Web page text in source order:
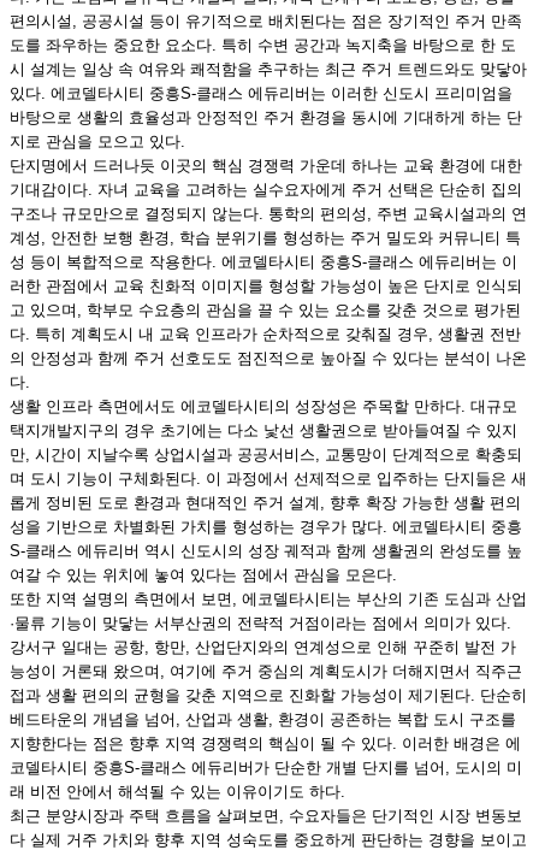
편의시설, 공공시설 등이 유기적으로 배치된다는 점은 장기적인 주거 만족
도를 좌우하는 중요한 요소다. 특히 수변 공간과 녹지축을 바탕으로 한 도
시 설계는 일상 속 여유와 쾌적함을 추구하는 최근 주거 트렌드와도 맞닿아
있다. 에코델타시티 중흥S-클래스 에듀리버는 이러한 신도시 프리미엄을
바탕으로 생활의 효율성과 안정적인 주거 환경을 동시에 기대하게 하는 단
지로 관심을 모으고 있다.
단지명에서 드러나듯 이곳의 핵심 경쟁력 가운데 하나는 교육 환경에 대한
기대감이다. 자녀 교육을 고려하는 실수요자에게 주거 선택은 단순히 집의
구조나 규모만으로 결정되지 않는다. 통학의 편의성, 주변 교육시설과의 연
계성, 안전한 보행 환경, 학습 분위기를 형성하는 주거 밀도와 커뮤니티 특
성 등이 복합적으로 작용한다. 에코델타시티 중흥S-클래스 에듀리버는 이
러한 관점에서 교육 친화적 이미지를 형성할 가능성이 높은 단지로 인식되
고 있으며, 학부모 수요층의 관심을 끌 수 있는 요소를 갖춘 것으로 평가된
다. 특히 계획도시 내 교육 인프라가 순차적으로 갖춰질 경우, 생활권 전반
의 안정성과 함께 주거 선호도도 점진적으로 높아질 수 있다는 분석이 나온
다.
생활 인프라 측면에서도 에코델타시티의 성장성은 주목할 만하다. 대규모
택지개발지구의 경우 초기에는 다소 낯선 생활권으로 받아들여질 수 있지
만, 시간이 지날수록 상업시설과 공공서비스, 교통망이 단계적으로 확충되
며 도시 기능이 구체화된다. 이 과정에서 선제적으로 입주하는 단지들은 새
롭게 정비된 도로 환경과 현대적인 주거 설계, 향후 확장 가능한 생활 편의
성을 기반으로 차별화된 가치를 형성하는 경우가 많다. 에코델타시티 중흥
S-클래스 에듀리버 역시 신도시의 성장 궤적과 함께 생활권의 완성도를 높
여갈 수 있는 위치에 놓여 있다는 점에서 관심을 모은다.
또한 지역 설명의 측면에서 보면, 에코델타시티는 부산의 기존 도심과 산업
·물류 기능이 맞닿는 서부산권의 전략적 거점이라는 점에서 의미가 있다.
강서구 일대는 공항, 항만, 산업단지와의 연계성으로 인해 꾸준히 발전 가
능성이 거론돼 왔으며, 여기에 주거 중심의 계획도시가 더해지면서 직주근
접과 생활 편의의 균형을 갖춘 지역으로 진화할 가능성이 제기된다. 단순히
베드타운의 개념을 넘어, 산업과 생활, 환경이 공존하는 복합 도시 구조를
지향한다는 점은 향후 지역 경쟁력의 핵심이 될 수 있다. 이러한 배경은 에
코델타시티 중흥S-클래스 에듀리버가 단순한 개별 단지를 넘어, 도시의 미
래 비전 안에서 해석될 수 있는 이유이기도 하다.
최근 분양시장과 주택 흐름을 살펴보면, 수요자들은 단기적인 시장 변동보
다 실제 거주 가치와 향후 지역 성숙도를 중요하게 판단하는 경향을 보이고